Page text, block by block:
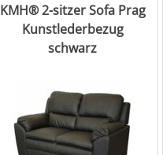
KMH® 2-sitzer Sofa Prag
Kunstlederbezug
schwarz